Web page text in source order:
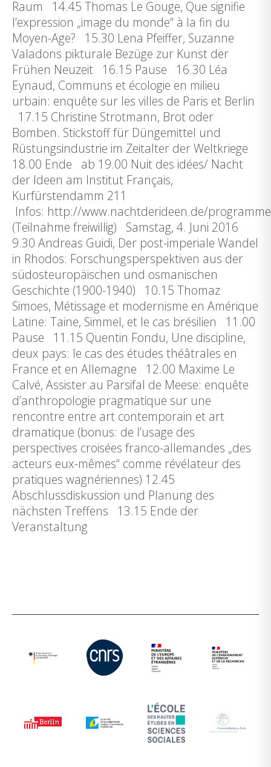
Raum 14.45 Thomas Le Gouge, Que signifie
l’expression „image du monde“ à la fin du
Moyen-Age? 15.30 Lena Pfeiffer, Suzanne
Valadons pikturale Bezüge zur Kunst der
Frühen Neuzeit 16.15 Pause 16.30 Léa
Eynaud, Communs et écologie en milieu
urbain: enquête sur les villes de Paris et Berlin
17.15 Christine Strotmann, Brot oder
Bomben. Stickstoff für Düngemittel und
Rüstungsindustrie im Zeitalter der Weltkriege
18.00 Ende ab 19.00 Nuit des idées/ Nacht
der Ideen am Institut Français,
Kurfürstendamm 211
Infos: http://www.nachtderideen.de/programme
(Teilnahme freiwillig) Samstag, 4. Juni 2016
9.30 Andreas Guidi, Der post-imperiale Wandel
in Rhodos: Forschungsperspektiven aus der
südosteuropäischen und osmanischen
Geschichte (1900-1940) 10.15 Thomaz
Simoes, Métissage et modernisme en Amérique
Latine: Taine, Simmel, et le cas brésilien 11.00
Pause 11.15 Quentin Fondu, Une discipline,
deux pays: le cas des études théâtrales en
France et en Allemagne 12.00 Maxime Le
Calvé, Assister au Parsifal de Meese: enquête
d’anthropologie pragmatique sur une
rencontre entre art contemporain et art
dramatique (bonus: de l’usage des
perspectives croisées franco-allemandes „des
acteurs eux-mêmes“ comme révélateur des
pratiques wagnériennes) 12.45
Abschlussdiskussion und Planung des
nächsten Treffens 13.15 Ende der
Veranstaltung